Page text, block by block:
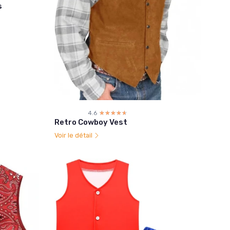
4.6 ☆☆☆☆☆
★★★★★
Retro Cowboy Vest
Voir le détail